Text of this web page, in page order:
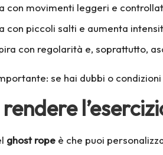
con movimenti leggeri e
con piccoli salti e aumenta
con regolarità e, soprattutto,
se hai dubbi o
ghost rope è che puoi